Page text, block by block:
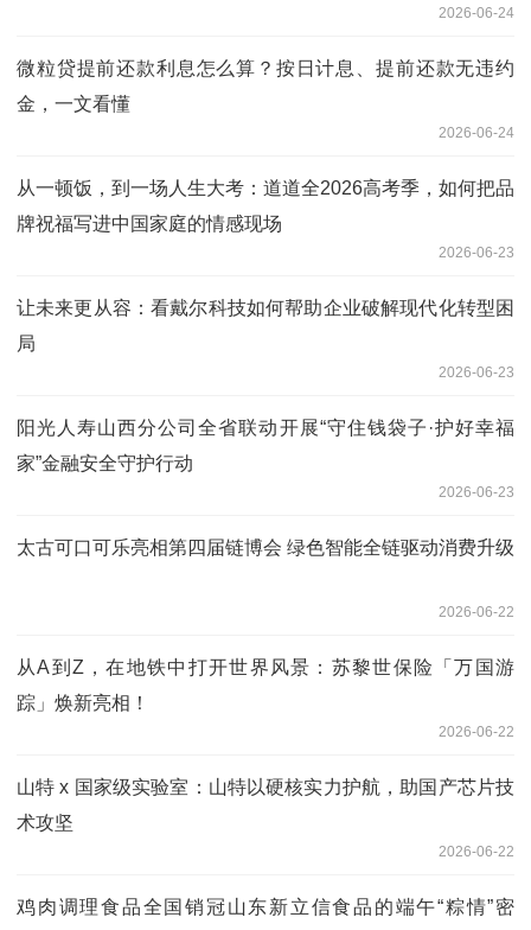
2026-06-24
微粒贷提前还款利息怎么算？按日计息、提前还款无违约
金，一文看懂
2026-06-24
从一顿饭，到一场人生大考：道道全2026高考季，如何把品
牌祝福写进中国家庭的情感现场
2026-06-23
让未来更从容：看戴尔科技如何帮助企业破解现代化转型困
局
2026-06-23
阳光人寿山西分公司全省联动开展“守住钱袋子·护好幸福
家”金融安全守护行动
2026-06-23
太古可口可乐亮相第四届链博会 绿色智能全链驱动消费升级
2026-06-22
从A到Z，在地铁中打开世界风景：苏黎世保险「万国游
踪」焕新亮相！
2026-06-22
山特 x 国家级实验室：山特以硬核实力护航，助国产芯片技
术攻坚
2026-06-22
鸡肉调理食品全国销冠山东新立信食品的端午“粽情”密